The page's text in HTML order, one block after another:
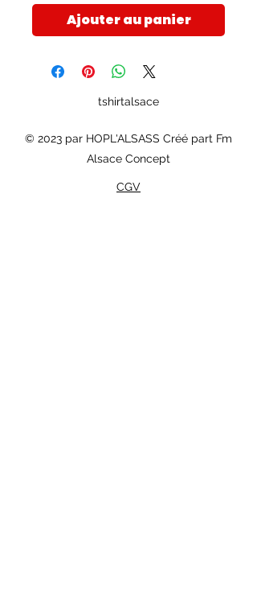
Ajouter au panier
tshirtalsace
© 2023 par HOPL'ALSASS Créé part Fm
Alsace Concept
CGV